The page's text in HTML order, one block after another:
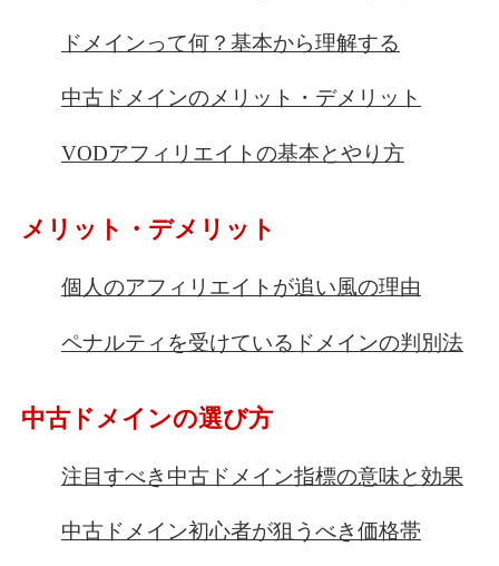
ドメインって何？基本から理解する
中古ドメインのメリット・デメリット
VODアフィリエイトの基本とやり方
メリット・デメリット
個人のアフィリエイトが追い風の理由
ペナルティを受けているドメインの判別法
中古ドメインの選び方
注目すべき中古ドメイン指標の意味と効果
中古ドメイン初心者が狙うべき価格帯